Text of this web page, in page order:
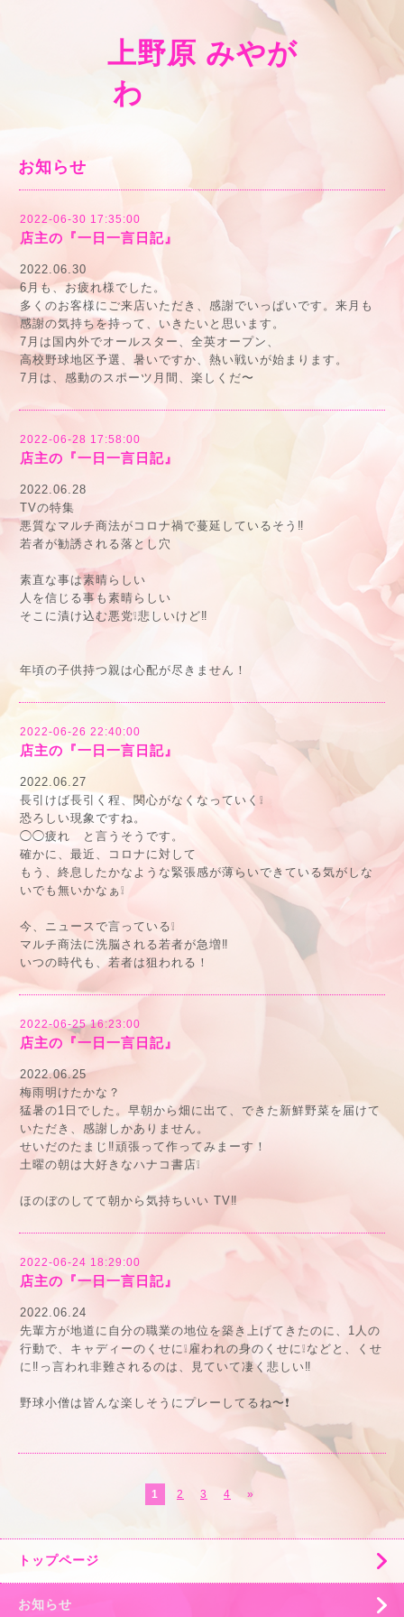
上野原 みやが
わ
お知らせ
2022-06-30 17:35:00
店主の『一日一言日記』
2022.06.30
6月も、お疲れ様でした。
多くのお客様にご来店いただき、感謝でいっぱいです。来月も
感謝の気持ちを持って、いきたいと思います。
7月は国内外でオールスター、全英オープン、
高校野球地区予選、暑いですか、熱い戦いが始まります。
7月は、感動のスポーツ月間、楽しくだ〜
2022-06-28 17:58:00
店主の『一日一言日記』
2022.06.28
TVの特集
悪質なマルチ商法がコロナ禍で蔓延しているそう‼️
若者が勧誘される落とし穴
素直な事は素晴らしい
人を信じる事も素晴らしい
そこに漬け込む悪党❕悲しいけど‼️
年頃の子供持つ親は心配が尽きません！
2022-06-26 22:40:00
店主の『一日一言日記』
2022.06.27
長引けば長引く程、関心がなくなっていく❕
恐ろしい現象ですね。
◯◯疲れ と言うそうです。
確かに、最近、コロナに対して
もう、終息したかなような緊張感が薄らいできている気がしな
いでも無いかなぁ❕
今、ニュースで言っている❕
マルチ商法に洗脳される若者が急増‼️
いつの時代も、若者は狙われる！
2022-06-25 16:23:00
店主の『一日一言日記』
2022.06.25
梅雨明けたかな？
猛暑の1日でした。早朝から畑に出て、できた新鮮野菜を届けて
いただき、感謝しかありません。
せいだのたまじ‼️頑張って作ってみまーす！
土曜の朝は大好きなハナコ書店❕
ほのぼのしてて朝から気持ちいい TV‼️
2022-06-24 18:29:00
店主の『一日一言日記』
2022.06.24
先輩方が地道に自分の職業の地位を築き上げてきたのに、1人の
行動で、キャディーのくせに❕雇われの身のくせに❕などと、くせ
に‼️っ言われ非難されるのは、見ていて凄く悲しい‼️
野球小僧は皆んな楽しそうにプレーしてるね〜❗️
1 2 3 4 »
トップページ
お知らせ